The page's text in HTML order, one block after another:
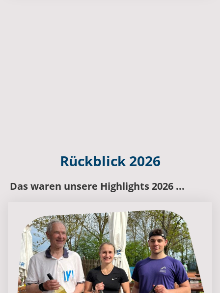
Rückblick 2026
Das waren unsere Highlights 2026 ...